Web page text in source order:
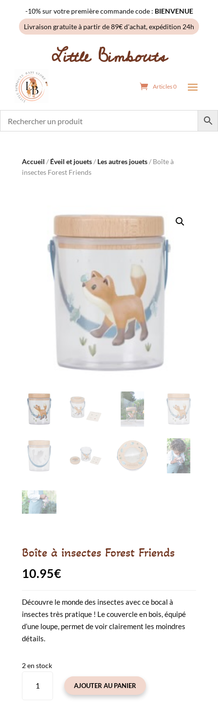
-10% sur votre première commande code : BIENVENUE
Livraison gratuite à partir de 89€ d'achat, expédition 24h
Little Bimbouts
Articles 0
Accueil / Éveil et jouets/ Les autres jouets/ Boîte à
insectes Forest Friends
Boîte à insectes Forest Friends
10.95€
Découvre le monde des insectes avec ce bocal à
insectes très pratique ! Le couvercle en bois, équipé
d’une loupe, permet de voir clairement les moindres
détails.
2 en stock
AJOUTER AU PANIER